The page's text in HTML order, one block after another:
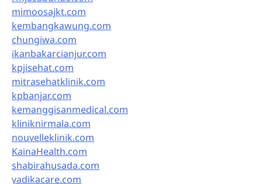
mimoosajkt.com
kembangkawung.com
chungiwa.com
ikanbakarcianjur.com
kpjisehat.com
mitrasehatklinik.com
kpbanjar.com
kemanggisanmedical.com
kliniknirmala.com
nouvelleklinik.com
KainaHealth.com
shabirahusada.com
yadikacare.com